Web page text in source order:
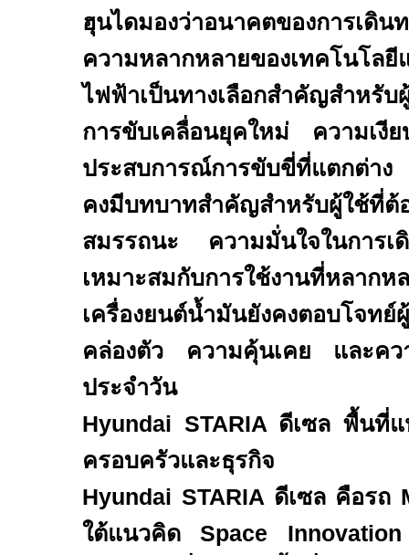
ฮุนไดมองว่าอนาคตของการเดิน
ความหลากหลายของเทคโนโ
ไฟฟ้าเป็นทางเลือกสำคัญสำหรับ
การขับเคลื่อนยุคใหม่ ความเ
ประสบการณ์การขับขี่ที่แตกต่า
คงมีบทบาทสำคัญสำหรับผู้ใช้ที่ต้
สมรรถนะ ความมั่นใจในการ
เหมาะสมกับการใช้งานที่ห
เครื่องยนต์น้ำมันยังคงตอบโจทย์
คล่องตัว ความคุ้นเคย และคว
ประจำวัน
Hyundai STARIA ดีเซล พื้นที่แ
ครอบครัวและธุรกิจ
Hyundai STARIA ดีเซล คือรถ
ใต้แนวคิด
Space Innovation